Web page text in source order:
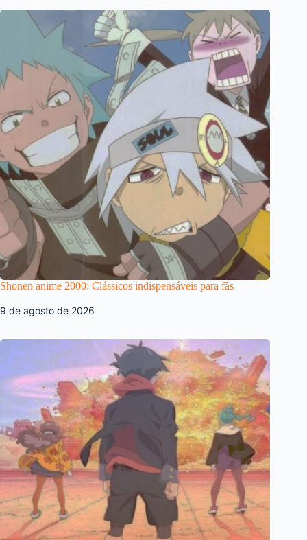
Shonen anime 2000: Clássicos indispensáveis para fãs
9 de agosto de 2026